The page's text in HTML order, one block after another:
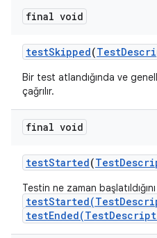
final void
testSkipped(Test
Bir test atlandığında ve
çağrılır.
final void
testStarted(Test
Testin ne zaman